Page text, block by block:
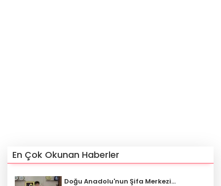
En Çok Okunan Haberler
Doğu Anadolu'nun Şifa Merkezi...